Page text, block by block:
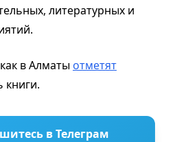
литературных и
в Алматы отметят
в Телеграм